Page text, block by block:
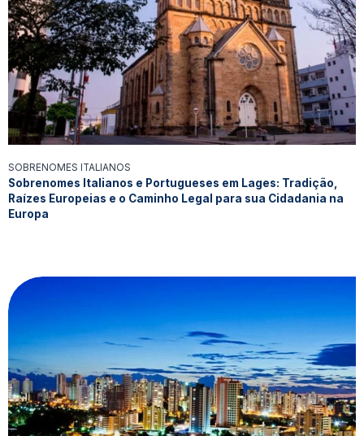
SOBRENOMES ITALIANOS
Sobrenomes Italianos e Portugueses em Lages: Tradição,
Raízes Europeias e o Caminho Legal para sua Cidadania na
Europa